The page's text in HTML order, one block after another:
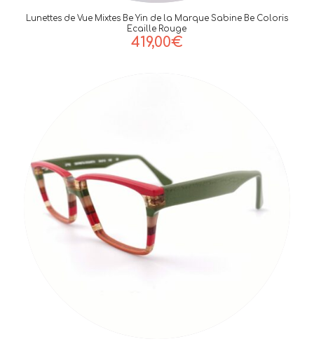
Lunettes de Vue Mixtes Be Yin de la Marque Sabine Be Coloris
Ecaille Rouge
419,00€